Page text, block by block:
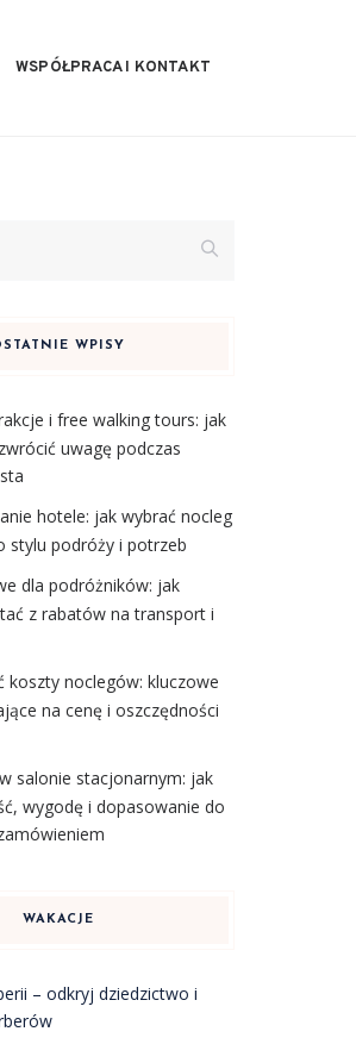
WSPÓŁPRACA I KONTAKT
WPISY
i free walking tours: jak
uwagę podczas
hotele: jak wybrać nocleg
stylu podróży i potrzeb
dla podróżników: jak
z rabatów na transport i
koszty noclegów: kluczowe
na cenę i oszczędności
salonie stacjonarnym: jak
wygodę i dopasowanie do
WAKACJE
– odkryj dziedzictwo i